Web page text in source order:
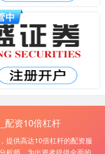
配资10倍杠杆
提供高达10倍杠杆的配资服
析师，为出资者提供全面的